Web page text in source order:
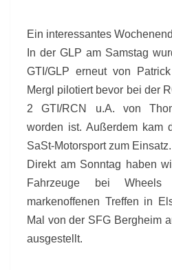
Ein interessantes
In der GLP am Samstag
GTI/GLP erneut von
Mergl pilotiert bevor bei der
2 GTI/RCN u.A. von
worden ist. Außerdem kam
SaSt-Motorsport zum Einsatz.
Direkt am Sonntag haben
Fahrzeuge bei
markenoffenen Treffen in
Mal von der SFG Bergheim
ausgestellt.